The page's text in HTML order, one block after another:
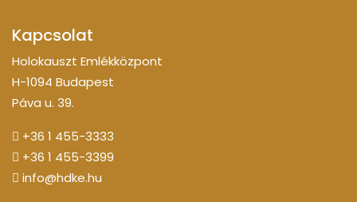
Kapcsolat
Holokauszt Emlékközpont
H-1094 Budapest
Páva u. 39.
+36 1 455-3333
+36 1 455-3399
info@hdke.hu